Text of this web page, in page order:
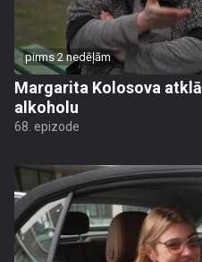
pirms 2 nedēļām
Margarita Kolosova
alkoholu
68. epizode